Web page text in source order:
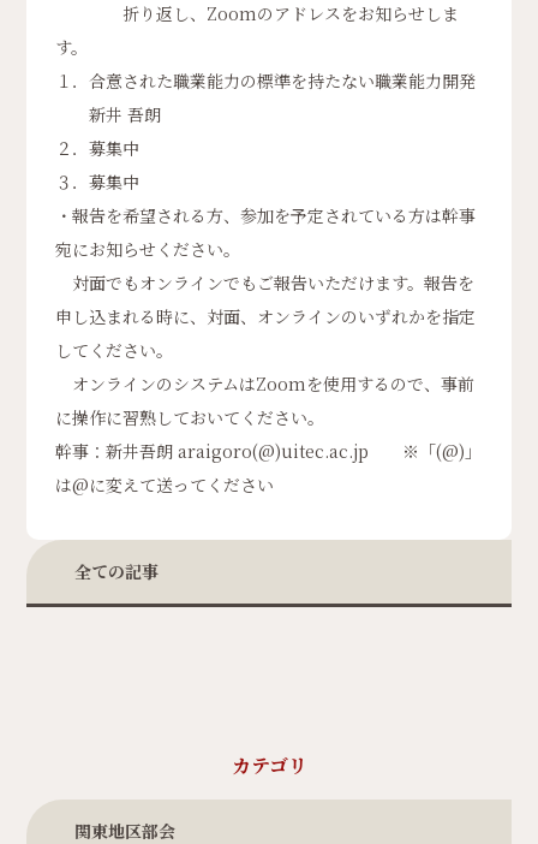
全ての記事
カテゴリ
関東地区部会
折り返し、Zoomのアドレスをお知らせしま
す。
１．合意された職業能力の標準を持たない職業能力開発
新井 吾朗
２．募集中
３．募集中
・報告を希望される方、参加を予定されている方は幹事
宛にお知らせください。
対面でもオンラインでもご報告いただけます。報告を
申し込まれる時に、対面、オンラインのいずれかを指定
してください。
オンラインのシステムはZoomを使用するので、事前
に操作に習熟しておいてください。
幹事：新井吾朗 araigoro(@)uitec.ac.jp ※「(@)」
は@に変えて送ってください